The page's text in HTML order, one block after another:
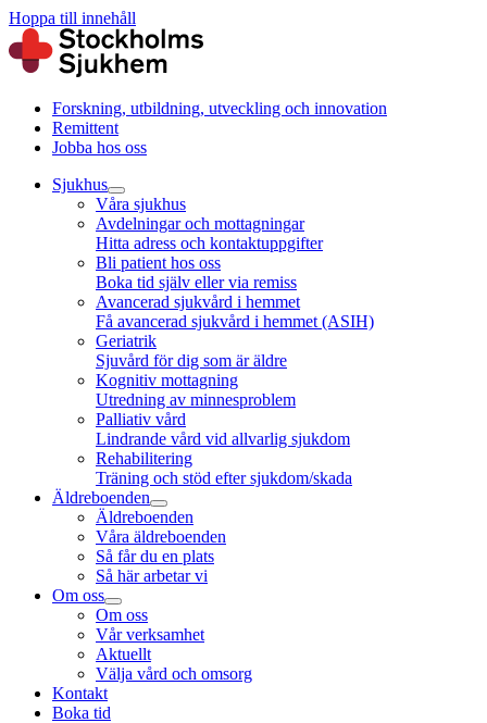
Hoppa till innehåll
Forskning, utbildning, utveckling och innovation
Remittent
Jobba hos oss
Sjukhus
Våra sjukhus
Avdelningar och mottagningar
Hitta adress och kontaktuppgifter
Bli patient hos oss
Boka tid själv eller via remiss
Avancerad sjukvård i hemmet
Få avancerad sjukvård i hemmet (ASIH)
Geriatrik
Sjuvård för dig som är äldre
Kognitiv mottagning
Utredning av minnesproblem
Palliativ vård
Lindrande vård vid allvarlig sjukdom
Rehabilitering
Träning och stöd efter sjukdom/skada
Äldreboenden
Äldreboenden
Våra äldreboenden
Så får du en plats
Så här arbetar vi
Om oss
Om oss
Vår verksamhet
Aktuellt
Välja vård och omsorg
Kontakt
Boka tid